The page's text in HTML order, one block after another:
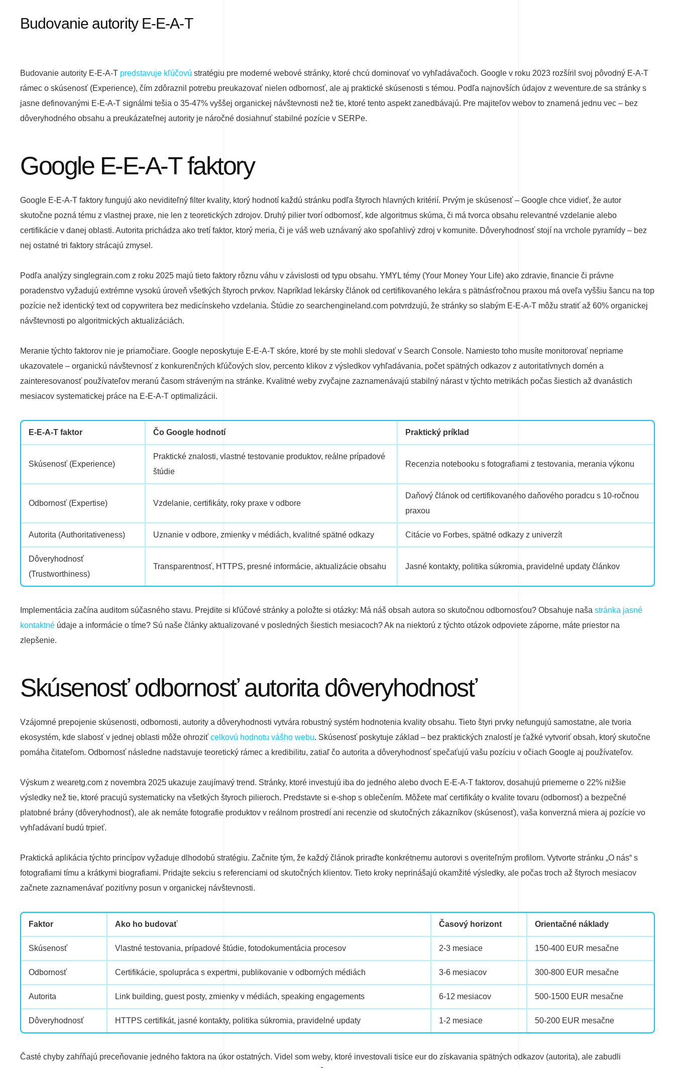
Budovanie autority E-E-A-T
Budovanie autority E-E-A-T predstavuje kľúčovú stratégiu pre moderné webové stránky, ktoré chcú dominovať vo vyhľadávačoch. Google v roku 2023 rozšíril svoj pôvodný E-A-T
rámec o skúsenosť (Experience), čím zdôraznil potrebu preukazovať nielen odbornosť, ale aj praktické skúsenosti s témou. Podľa najnovších údajov z weventure.de sa stránky s
jasne definovanými E-E-A-T signálmi tešia o 35-47% vyššej organickej návštevnosti než tie, ktoré tento aspekt zanedbávajú. Pre majiteľov webov to znamená jednu vec – bez
dôveryhodného obsahu a preukázateľnej autority je náročné dosiahnuť stabilné pozície v SERPe.
Google E-E-A-T faktory
Google E-E-A-T faktory fungujú ako neviditeľný filter kvality, ktorý hodnotí každú stránku podľa štyroch hlavných kritérií. Prvým je skúsenosť – Google chce vidieť, že autor
skutočne pozná tému z vlastnej praxe, nie len z teoretických zdrojov. Druhý pilier tvorí odbornosť, kde algoritmus skúma, či má tvorca obsahu relevantné vzdelanie alebo
certifikácie v danej oblasti. Autorita prichádza ako tretí faktor, ktorý meria, či je váš web uznávaný ako spoľahlivý zdroj v komunite. Dôveryhodnosť stojí na vrchole pyramídy – bez
nej ostatné tri faktory strácajú zmysel.
Podľa analýzy singlegrain.com z roku 2025 majú tieto faktory rôznu váhu v závislosti od typu obsahu. YMYL témy (Your Money Your Life) ako zdravie, financie či právne
poradenstvo vyžadujú extrémne vysokú úroveň všetkých štyroch prvkov. Napríklad lekársky článok od certifikovaného lekára s pätnásťročnou praxou má oveľa vyššiu šancu na top
pozície než identický text od copywritera bez medicínskeho vzdelania. Štúdie zo searchengineland.com potvrdzujú, že stránky so slabým E-E-A-T môžu stratiť až 60% organickej
návštevnosti po algoritmických aktualizáciách.
Meranie týchto faktorov nie je priamočiare. Google neposkytuje E-E-A-T skóre, ktoré by ste mohli sledovať v Search Console. Namiesto toho musíte monitorovať nepriame
ukazovatele – organickú návštevnosť z konkurenčných kľúčových slov, percento klikov z výsledkov vyhľadávania, počet spätných odkazov z autoritatívnych domén a
zainteresovanosť používateľov meranú časom stráveným na stránke. Kvalitné weby zvyčajne zaznamenávajú stabilný nárast v týchto metrikách počas šiestich až dvanástich
mesiacov systematickej práce na E-E-A-T optimalizácii.
E-E-A-T faktor Čo Google hodnotí Praktický príklad
Skúsenosť (Experience)
Praktické znalosti, vlastné testovanie produktov, reálne prípadové
štúdie
Recenzia notebooku s fotografiami z testovania, merania výkonu
Odbornosť (Expertise) Vzdelanie, certifikáty, roky praxe v odbore
Daňový článok od certifikovaného daňového poradcu s 10-ročnou
praxou
Autorita (Authoritativeness) Uznanie v odbore, zmienky v médiách, kvalitné spätné odkazy Citácie vo Forbes, spätné odkazy z univerzít
Dôveryhodnosť
(Trustworthiness)
Transparentnosť, HTTPS, presné informácie, aktualizácie obsahu Jasné kontakty, politika súkromia, pravidelné updaty článkov
Implementácia začína auditom súčasného stavu. Prejdite si kľúčové stránky a položte si otázky: Má náš obsah autora so skutočnou odbornosťou? Obsahuje naša stránka jasné
kontaktné údaje a informácie o tíme? Sú naše články aktualizované v posledných šiestich mesiacoch? Ak na niektorú z týchto otázok odpoviete záporne, máte priestor na
zlepšenie.
Skúsenosť odbornosť autorita dôveryhodnosť
Vzájomné prepojenie skúsenosti, odbornosti, autority a dôveryhodnosti vytvára robustný systém hodnotenia kvality obsahu. Tieto štyri prvky nefungujú samostatne, ale tvoria
ekosystém, kde slabosť v jednej oblasti môže ohroziť celkovú hodnotu vášho webu. Skúsenosť poskytuje základ – bez praktických znalostí je ťažké vytvoriť obsah, ktorý skutočne
pomáha čitateľom. Odbornosť následne nadstavuje teoretický rámec a kredibilitu, zatiaľ čo autorita a dôveryhodnosť spečaťujú vašu pozíciu v očiach Google aj používateľov.
Výskum z wearetg.com z novembra 2025 ukazuje zaujímavý trend. Stránky, ktoré investujú iba do jedného alebo dvoch E-E-A-T faktorov, dosahujú priemerne o 22% nižšie
výsledky než tie, ktoré pracujú systematicky na všetkých štyroch pilieroch. Predstavte si e-shop s oblečením. Môžete mať certifikáty o kvalite tovaru (odbornosť) a bezpečné
platobné brány (dôveryhodnosť), ale ak nemáte fotografie produktov v reálnom prostredí ani recenzie od skutočných zákazníkov (skúsenosť), vaša konverzná miera aj pozície vo
vyhľadávaní budú trpieť.
Praktická aplikácia týchto princípov vyžaduje dlhodobú stratégiu. Začnite tým, že každý článok priraďte konkrétnemu autorovi s overiteľným profilom. Vytvorte stránku „O nás“ s
fotografiami tímu a krátkymi biografiami. Pridajte sekciu s referenciami od skutočných klientov. Tieto kroky neprinášajú okamžité výsledky, ale počas troch až štyroch mesiacov
začnete zaznamenávať pozitívny posun v organickej návštevnosti.
Faktor Ako ho budovať Časový horizont Orientačné náklady
Skúsenosť Vlastné testovania, prípadové štúdie, fotodokumentácia procesov 2-3 mesiace 150-400 EUR mesačne
Odbornosť Certifikácie, spolupráca s expertmi, publikovanie v odborných médiách 3-6 mesiacov 300-800 EUR mesačne
Autorita Link building, guest posty, zmienky v médiách, speaking engagements 6-12 mesiacov 500-1500 EUR mesačne
Dôveryhodnosť HTTPS certifikát, jasné kontakty, politika súkromia, pravidelné updaty 1-2 mesiace 50-200 EUR mesačne
Časté chyby zahŕňajú preceňovanie jedného faktora na úkor ostatných. Videl som weby, ktoré investovali tisíce eur do získavania spätných odkazov (autorita), ale zabudli